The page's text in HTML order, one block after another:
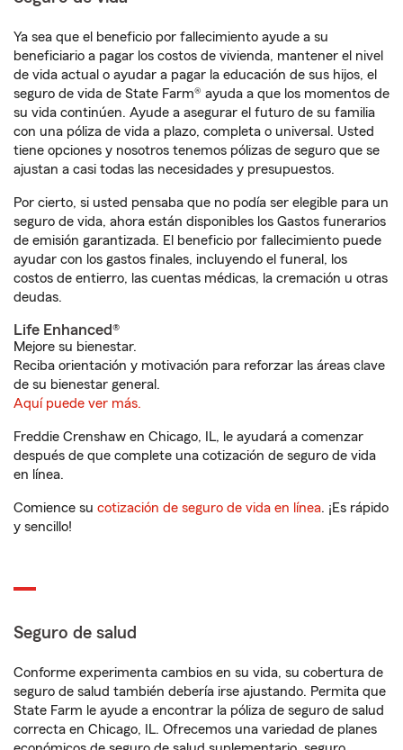
Ya sea que el beneficio por fallecimiento ayude a su
beneficiario a pagar los costos de vivienda, mantener el nivel
de vida actual o ayudar a pagar la educación de sus hijos, el
seguro de vida de State Farm® ayuda a que los momentos de
su vida continúen. Ayude a asegurar el futuro de su familia
con una póliza de vida a plazo, completa o universal. Usted
tiene opciones y nosotros tenemos pólizas de seguro que se
ajustan a casi todas las necesidades y presupuestos.
Por cierto, si usted pensaba que no podía ser elegible para un
seguro de vida, ahora están disponibles los Gastos funerarios
de emisión garantizada. El beneficio por fallecimiento puede
ayudar con los gastos finales, incluyendo el funeral, los
costos de entierro, las cuentas médicas, la cremación u otras
deudas.
Life Enhanced®
Mejore su bienestar.
Reciba orientación y motivación para reforzar las áreas clave
de su bienestar general.
Aquí puede ver más.
Freddie Crenshaw en Chicago, IL, le ayudará a comenzar
después de que complete una cotización de seguro de vida
en línea.
Comience su cotización de seguro de vida en línea. ¡Es rápido
y sencillo!
Seguro de salud
Conforme experimenta cambios en su vida, su cobertura de
seguro de salud también debería irse ajustando. Permita que
State Farm le ayude a encontrar la póliza de seguro de salud
correcta en Chicago, IL. Ofrecemos una variedad de planes